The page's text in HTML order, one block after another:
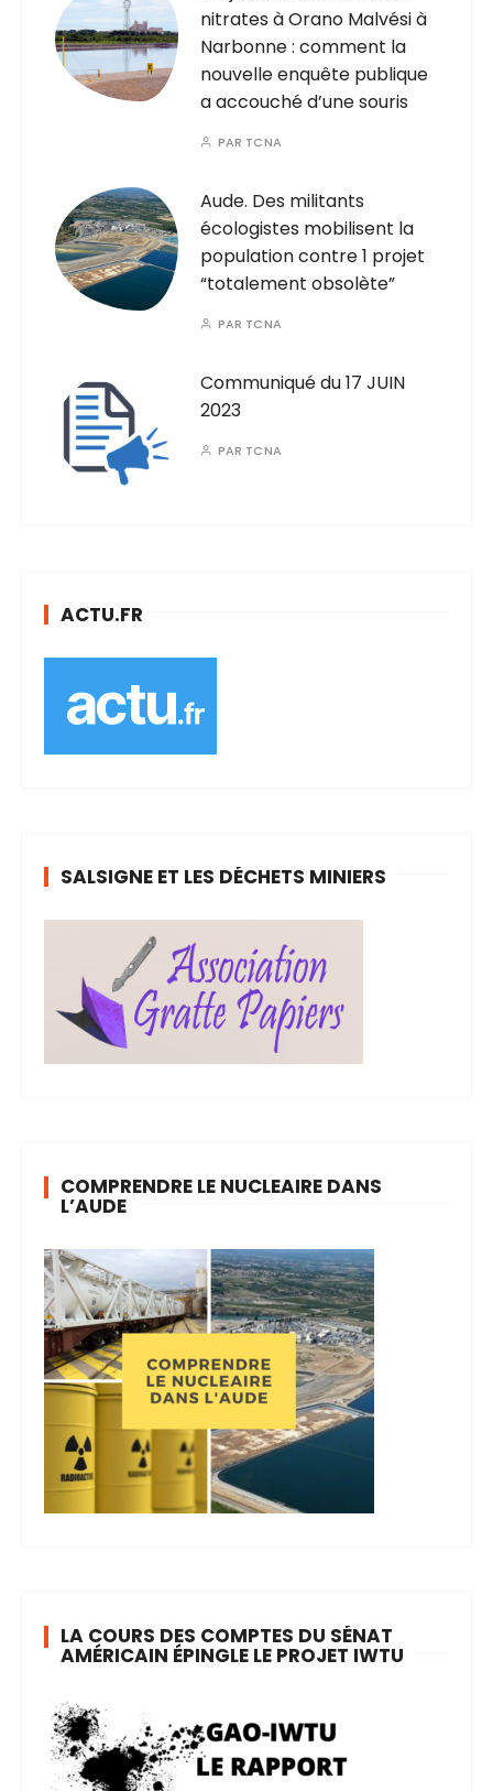
nitrates à Orano Malvési à
Narbonne : comment la
nouvelle enquête publique
a accouché d’une souris
PAR TCNA
Aude. Des militants
écologistes mobilisent la
population contre 1 projet
“totalement obsolète”
PAR TCNA
Communiqué du 17 JUIN
2023
PAR TCNA
ACTU.FR
SALSIGNE ET LES DÉCHETS MINIERS
COMPRENDRE LE NUCLEAIRE DANS
L’AUDE
LA COURS DES COMPTES DU SÉNAT
AMÉRICAIN ÉPINGLE LE PROJET IWTU